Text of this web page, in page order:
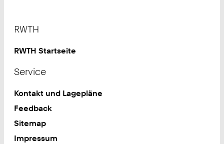
RWTH
RWTH Startseite
Service
Kontakt und Lagepläne
Feedback
Sitemap
Impressum